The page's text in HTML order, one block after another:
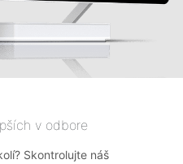
v odbore
Skontrolujte náš